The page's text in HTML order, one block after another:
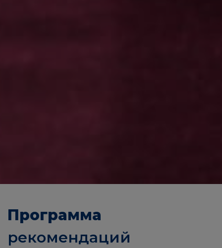
Программа
рекомендаций